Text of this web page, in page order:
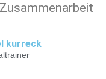
kurreck